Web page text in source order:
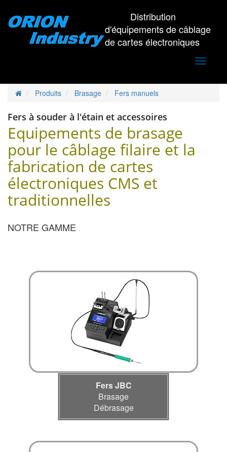
Distribution
d'équipements de câblage
de cartes électroniques
Toggle
Produits Brasage Fers manuels
Fers à souder à l'étain et accessoires
Equipements de brasage
pour le câblage filaire et la
fabrication de cartes
électroniques CMS et
traditionnelles
NOTRE GAMME
Fers JBC
Brasage
Débrasage